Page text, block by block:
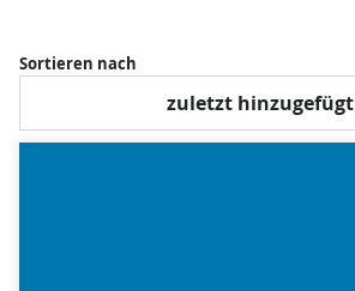
Sortieren nach
zuletzt hinzugefügt